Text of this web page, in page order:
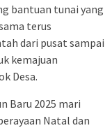
bantuan tunai yang
terus
dari pusat sampai
kemajuan
Desa.
Baru 2025 mari
Natal dan